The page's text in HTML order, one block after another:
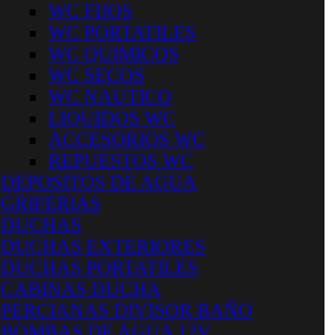
WC FIJOS
WC PORTATILES
WC QUIMICOS
WC SECOS
WC NAUTICO
LIQUIDOS WC
ACCESORIOS WC
REPUESTOS WC
DEPOSITOS DE AGUA
GRIFERIAS
DUCHAS
DUCHAS EXTERIORES
DUCHAS PORTATILES
CABINAS DUCHA
PERCIANAS DIVISOR BAÑO